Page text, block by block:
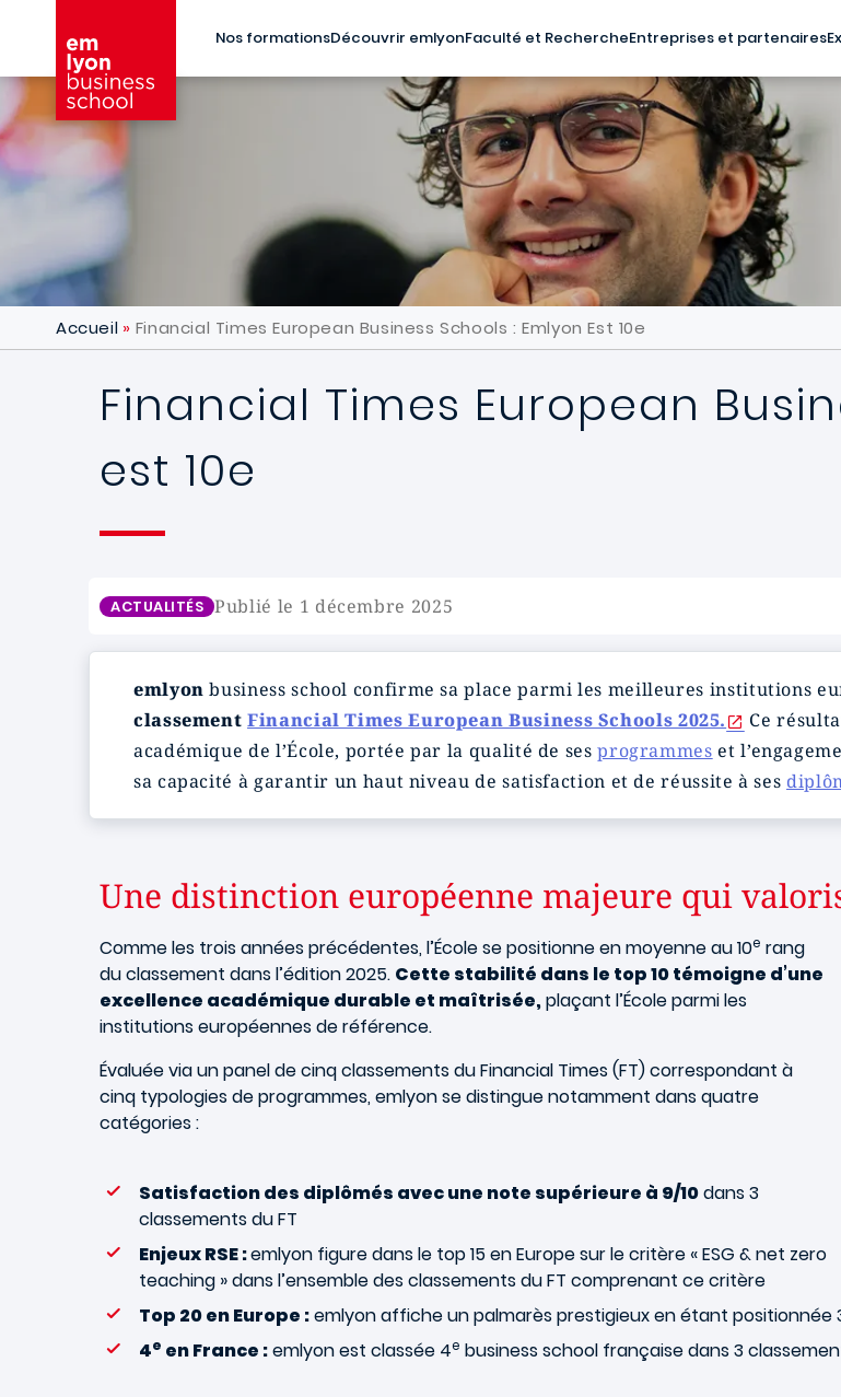
Nos formationsDécouvrir emlyonFaculté et RechercheEntreprises et partenaires
Accueil Financial Times European Business Schools : Emlyon Est 10e
Financial Times European
est 10e
ACTUALITÉS Publié le 1 décembre 2025
emlyon business school confirme sa place parmi les meilleures institutions
classementFinancial Times European Business Schools 2025. Ce
académique de l’École, portée par la qualité de sesprogrammes et
sa capacité à garantir un haut niveau de satisfaction et de réussite à ses
Une distinction européenne majeure qui
Comme les trois années précédentes, l’École se positionne en moyenne au 10e rang
du classement dans l’édition 2025. Cette stabilité dans le top 10 témoigne d’une
excellence académique durable et maîtrisée,plaçant l’École parmi les
institutions européennes de référence.
Évaluée via un panel de cinq classements du Financial Times (FT) correspondant à
cinq typologies de programmes, emlyon se distingue notamment dans quatre
catégories :
Satisfaction des diplômés avec une note supérieure à 9/10dans 3
classements du FT
Enjeux RSE :emlyon figure dans le top 15 en Europe sur le critère « ESG & net zero
teaching » dans l’ensemble des classements du FT comprenant ce critère
Top 20 en Europe :emlyon affiche un palmarès prestigieux en étant positionnée
4e en France :emlyon est classée 4e business school française dans 3